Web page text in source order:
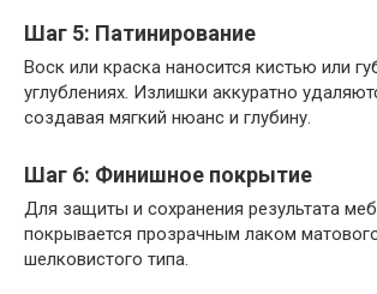
Шаг 5: Патинирование
Воск или краска наносится кистью или
углублениях. Излишки аккуратно
создавая мягкий нюанс и глубину.
Шаг 6: Финишное покрытие
Для защиты и сохранения результата
покрывается прозрачным лаком
шелковистого типа.